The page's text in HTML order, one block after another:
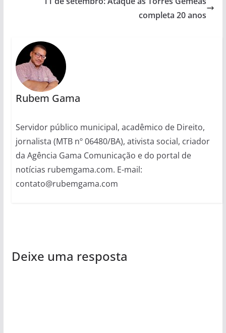
completa 20 anos
Rubem Gama
Servidor público municipal, acadêmico de Direito,
jornalista (MTB nº 06480/BA), ativista social, criador
da Agência Gama Comunicação e do portal de
notícias rubemgama.com. E-mail:
contato@rubemgama.com
Deixe uma resposta